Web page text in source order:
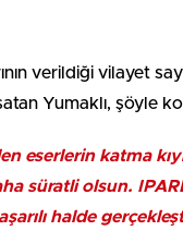
verildiği vilayet
Yumaklı, şöyle
eserlerin katma
süratli olsun.
halde